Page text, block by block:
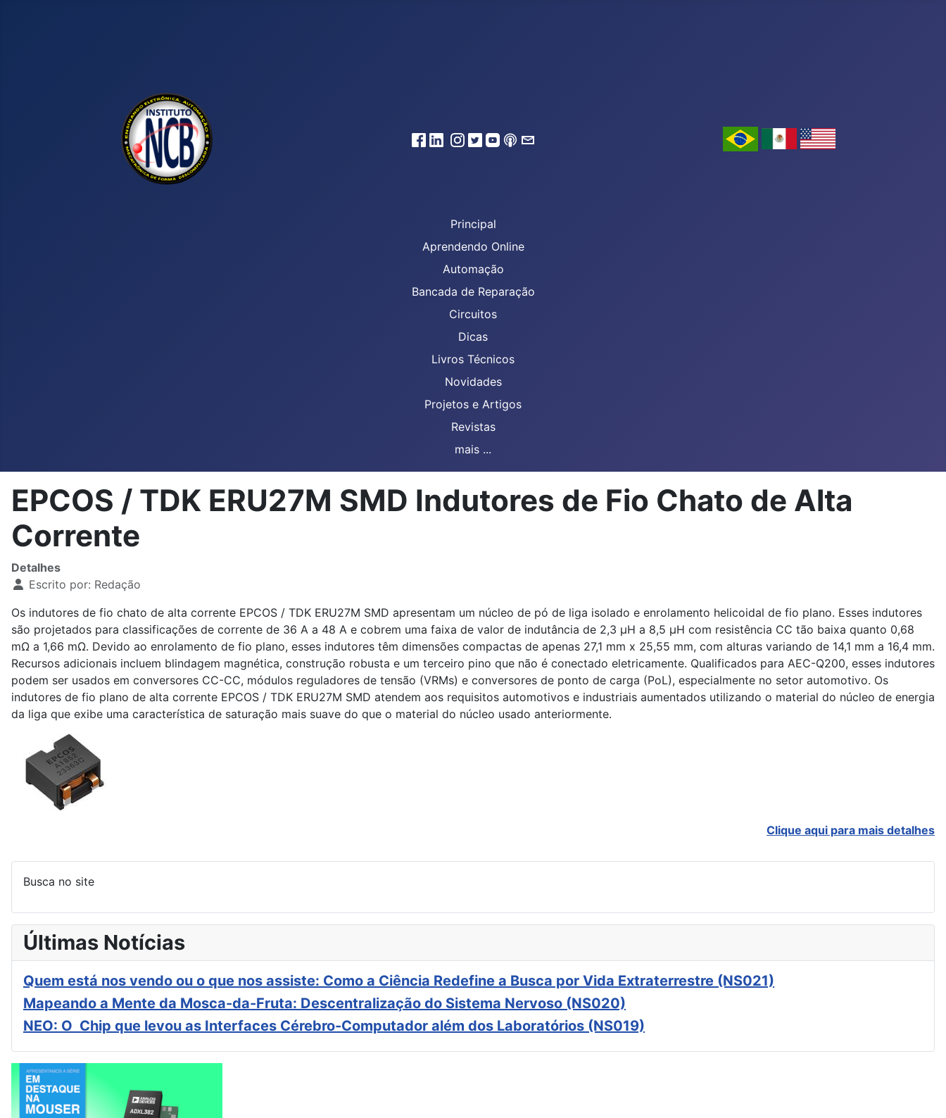
Principal
Aprendendo Online
Automação
Bancada de Reparação
Circuitos
Dicas
Livros Técnicos
Novidades
Projetos e Artigos
Revistas
mais ...
EPCOS / TDK ERU27M SMD Indutores de Fio Chato de Alta
Corrente
Detalhes
Escrito por: Redação
Os indutores de fio chato de alta corrente EPCOS / TDK ERU27M SMD apresentam um núcleo de pó de liga isolado e enrolamento helicoidal de fio plano. Esses indutores
são projetados para classificações de corrente de 36 A a 48 A e cobrem uma faixa de valor de indutância de 2,3 µH a 8,5 µH com resistência CC tão baixa quanto 0,68
mΩ a 1,66 mΩ. Devido ao enrolamento de fio plano, esses indutores têm dimensões compactas de apenas 27,1 mm x 25,55 mm, com alturas variando de 14,1 mm a 16,4 mm.
Recursos adicionais incluem blindagem magnética, construção robusta e um terceiro pino que não é conectado eletricamente. Qualificados para AEC-Q200, esses indutores
podem ser usados ​​em conversores CC-CC, módulos reguladores de tensão (VRMs) e conversores de ponto de carga (PoL), especialmente no setor automotivo. Os
indutores de fio plano de alta corrente EPCOS / TDK ERU27M SMD atendem aos requisitos automotivos e industriais aumentados utilizando o material do núcleo de energia
da liga que exibe uma característica de saturação mais suave do que o material do núcleo usado anteriormente.
Clique aqui para mais detalhes
Busca no site
Últimas Notícias
Quem está nos vendo ou o que nos assiste: Como a Ciência Redefine a Busca por Vida Extraterrestre (NS021)
Mapeando a Mente da Mosca-da-Fruta: Descentralização do Sistema Nervoso (NS020)
NEO: O Chip que levou as Interfaces Cérebro-Computador além dos Laboratórios (NS019)